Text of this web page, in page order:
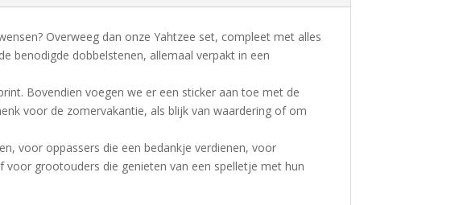
Overweeg dan onze Yahtzee set, compleet met alles
benodigde dobbelstenen, allemaal verpakt in een
Bovendien voegen we er een sticker aan toe met de
voor de zomervakantie, als blijk van waardering of om
voor oppassers die een bedankje verdienen, voor
grootouders die genieten van een spelletje met hun